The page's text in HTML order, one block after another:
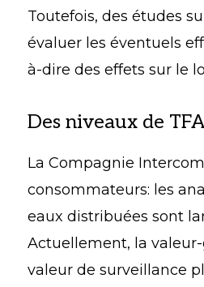
Toutefois, des études
évaluer les éventuels
à-dire des effets sur le
Des niveaux de
La Compagnie
consommateurs: les
eaux distribuées sont
Actuellement, la
valeur de surveillance